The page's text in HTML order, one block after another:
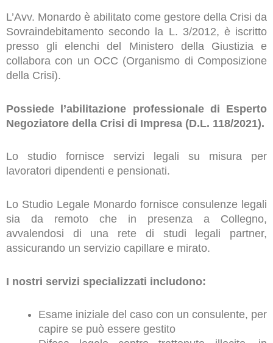
L’Avv. Monardo è abilitato come gestore della Crisi da
Sovraindebitamento secondo la L. 3/2012, è iscritto
presso gli elenchi del Ministero della Giustizia e
collabora con un OCC (Organismo di Composizione
della Crisi).
Possiede l’abilitazione professionale di Esperto
Negoziatore della Crisi di Impresa (D.L. 118/2021).
Lo studio fornisce servizi legali su misura per
lavoratori dipendenti e pensionati.
Lo Studio Legale Monardo fornisce consulenze legali
sia da remoto che in presenza a Collegno,
avvalendosi di una rete di studi legali partner,
assicurando un servizio capillare e mirato.
I nostri servizi specializzati includono:
Esame iniziale del caso con un consulente, per
capire se può essere gestito